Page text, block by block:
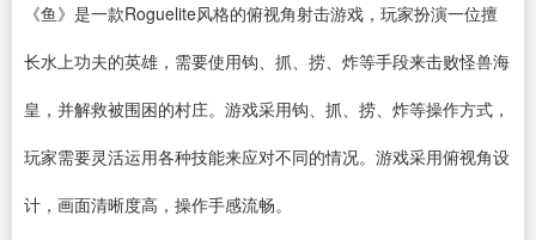
《鱼》是一款Roguelite风格的俯视角射击游戏，玩家扮演一位擅
长水上功夫的英雄，需要使用钩、抓、捞、炸等手段来击败怪兽海
皇，并解救被围困的村庄。游戏采用钩、抓、捞、炸等操作方式，
玩家需要灵活运用各种技能来应对不同的情况。游戏采用俯视角设
计，画面清晰度高，操作手感流畅。